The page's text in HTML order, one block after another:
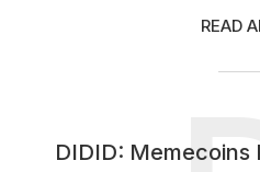
READ
DIDID: